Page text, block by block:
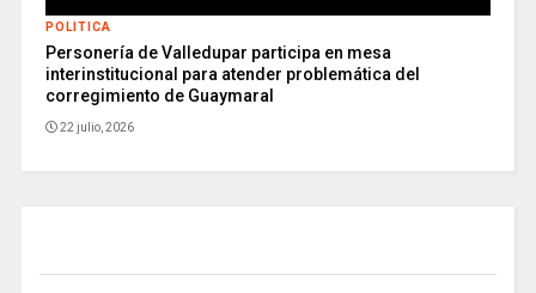
POLITICA
Personería de Valledupar participa en mesa
interinstitucional para atender problemática del
corregimiento de Guaymaral
22 julio, 2026